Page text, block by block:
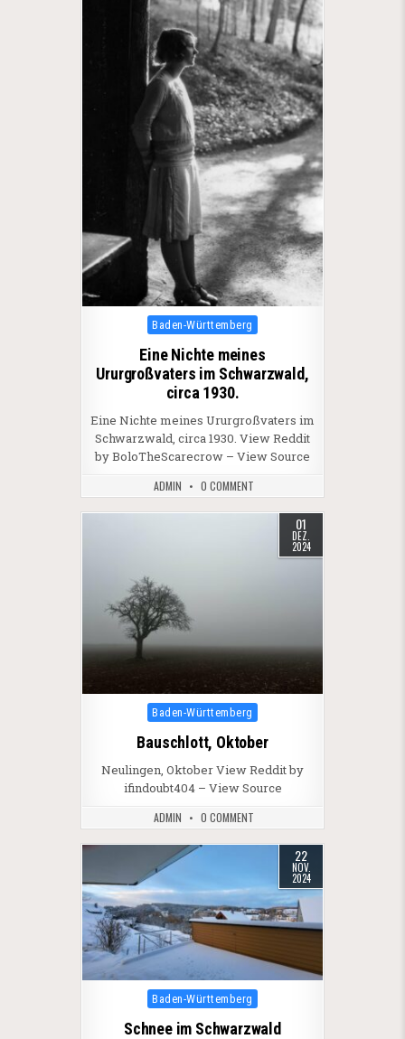
Posted in
Baden-Württemberg
Eine Nichte meines
Ururgroßvaters im Schwarzwald,
circa 1930.
Eine Nichte meines Ururgroßvaters im
Schwarzwald, circa 1930. View Reddit
by BoloTheScarecrow – View Source
ADMIN 0 COMMENT
01
DEZ.
2024
Posted in
Baden-Württemberg
Bauschlott, Oktober
Neulingen, Oktober View Reddit by
ifindoubt404 – View Source
ADMIN 0 COMMENT
22
NOV.
2024
Posted in
Baden-Württemberg
Schnee im Schwarzwald